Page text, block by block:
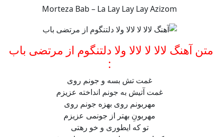
Morteza Bab – La Lay Lay Lay Azizom
متن آهنگ لالا لا لالا ولا دلتنگوم از مرتضی باب
:
غمت تش بسه و جونم روی
غمت آتیش به جونم انداخته عزیزم
مهربونم روی بهزه جونم روی
مهربونِ بهتر از جونمی عزیزم
تو که ایطوری و خو رهتی